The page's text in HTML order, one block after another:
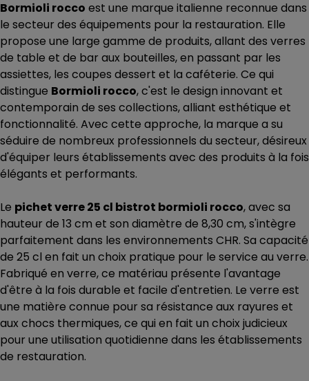
Bormioli rocco est une marque italienne reconnue dans
le secteur des équipements pour la restauration. Elle
propose une large gamme de produits, allant des verres
de table et de bar aux bouteilles, en passant par les
assiettes, les coupes dessert et la caféterie. Ce qui
distingue Bormioli rocco, c'est le design innovant et
contemporain de ses collections, alliant esthétique et
fonctionnalité. Avec cette approche, la marque a su
séduire de nombreux professionnels du secteur, désireux
d'équiper leurs établissements avec des produits à la fois
élégants et performants.
Le pichet verre 25 cl bistrot bormioli rocco, avec sa
hauteur de 13 cm et son diamètre de 8,30 cm, s'intègre
parfaitement dans les environnements CHR. Sa capacité
de 25 cl en fait un choix pratique pour le service au verre.
Fabriqué en verre, ce matériau présente l'avantage
d'être à la fois durable et facile d'entretien. Le verre est
une matière connue pour sa résistance aux rayures et
aux chocs thermiques, ce qui en fait un choix judicieux
pour une utilisation quotidienne dans les établissements
de restauration.